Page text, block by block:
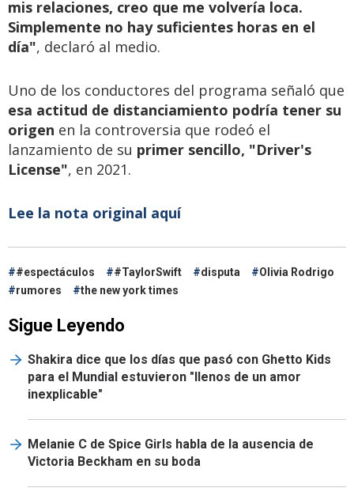
mis relaciones, creo que me volvería loca.
Simplemente no hay suficientes horas en el
día", declaró al medio.
Uno de los conductores del programa señaló que
esa actitud de distanciamiento podría tener su
origen en la controversia que rodeó el
lanzamiento de su primer sencillo, "Driver's
License", en 2021.
Lee la nota original aquí
#espectáculos #TaylorSwift disputa
Olivia Rodrigo
rumores
the new york times
Sigue Leyendo
Shakira dice que los días que pasó con Ghetto Kids
para el Mundial estuvieron "llenos de un amor
inexplicable"
Melanie C de Spice Girls habla de la ausencia de
Victoria Beckham en su boda